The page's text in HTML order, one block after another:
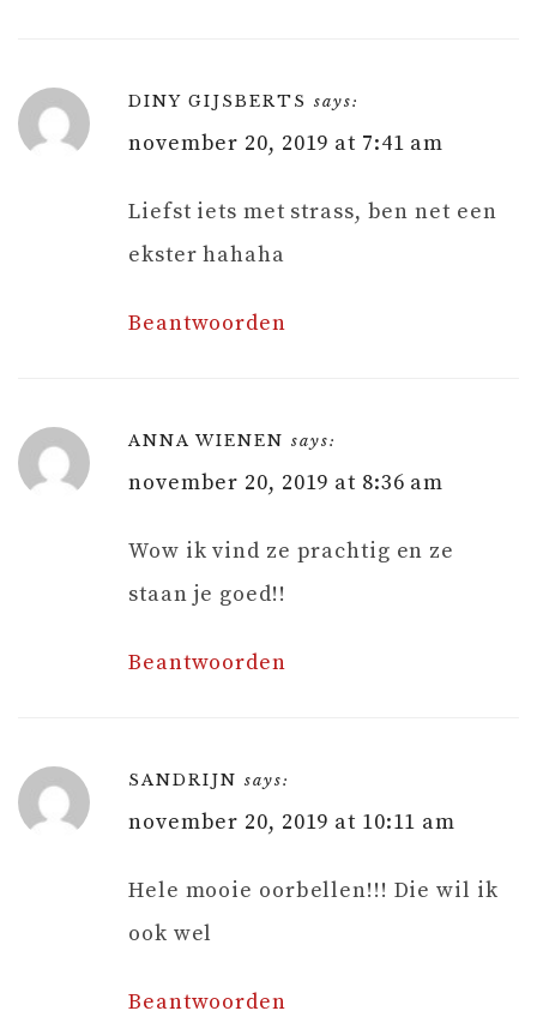
DINY GIJSBERTS says:
november 20, 2019 at 7:41 am
Liefst iets met strass, ben net een
ekster hahaha
Beantwoorden
ANNA WIENEN says:
november 20, 2019 at 8:36 am
Wow ik vind ze prachtig en ze
staan je goed!!
Beantwoorden
SANDRIJN says:
november 20, 2019 at 10:11 am
Hele mooie oorbellen!!! Die wil ik
ook wel
Beantwoorden